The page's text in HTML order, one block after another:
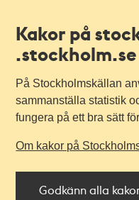
Kakor på
.stockholm.se
På Stockholmskällan
sammanställa statistik
fungera på ett bra sätt
Om kakor på
Godkänn alla